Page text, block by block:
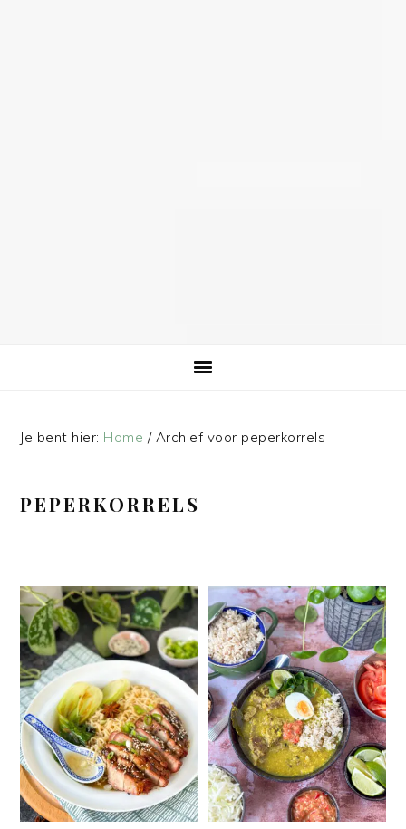
Je bent hier: Home /Archief voor peperkorrels
PEPERKORRELS